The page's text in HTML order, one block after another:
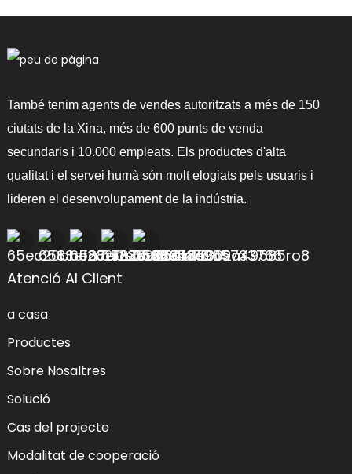
També tenim agents de vendes autoritzats a més de 150
ciutats de la Xina, més de 600 punts de venda
secundaris i 10.000 empleats. Els productes d'alta
qualitat i el servei humà són molt elogiats pels usuaris i
lideren el desenvolupament de la indústria.
Atenció Al Client
a casa
Productes
Sobre Nosaltres
Solució
Cas del projecte
Modalitat de cooperació